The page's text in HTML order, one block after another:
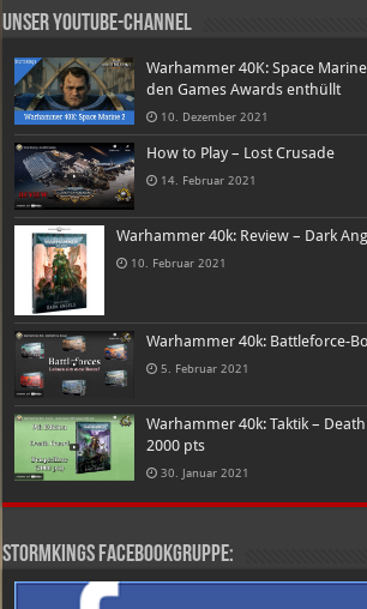
Unser Youtube-Channel
Warhammer 40K: Space
den Games Awards enthüllt
10. Dezember 2021
How to Play – Lost Crusade
14. Februar 2021
Warhammer 40k: Review – Dark
10. Februar 2021
Warhammer 40k: Battleforce-
5. Februar 2021
Warhammer 40k: Taktik –
2000 pts
30. Januar 2021
Stormkings Facebookgruppe: